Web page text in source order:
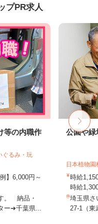
プPR求人
等の内職作
るみ・玩
】6,000円～
。 納品・
ー➔千葉県...
公園や緑
日本植物園
時給
時給
埼玉県さ
27-1（